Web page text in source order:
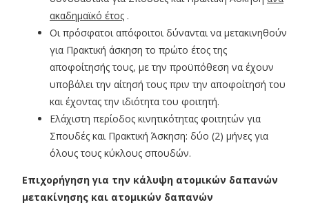
ακαδημαϊκό έτος .
Οι πρόσφατοι απόφοιτοι δύνανται να μετακινηθούν
για Πρακτική άσκηση το πρώτο έτος της
αποφοίτησής τους, με την προϋπόθεση να έχουν
υποβάλει την αίτησή τους πριν την αποφοίτησή του
και έχοντας την ιδιότητα του φοιτητή.
Ελάχιστη περίοδος κινητικότητας φοιτητών για
Σπουδές και Πρακτική Άσκηση: δύο (2) μήνες για
όλους τους κύκλους σπουδών.
Επιχορήγηση για την κάλυψη ατομικών δαπανών
μετακίνησης και ατομικών δαπανών